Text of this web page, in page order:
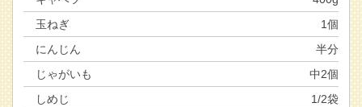
玉ねぎ
1個
にんじん
半分
じゃがいも
中2個
しめじ
1/2袋